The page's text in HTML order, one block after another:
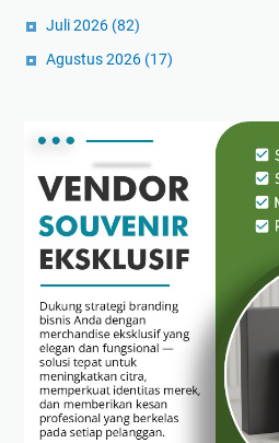
Juli 2026 (82)
Agustus 2026 (17)